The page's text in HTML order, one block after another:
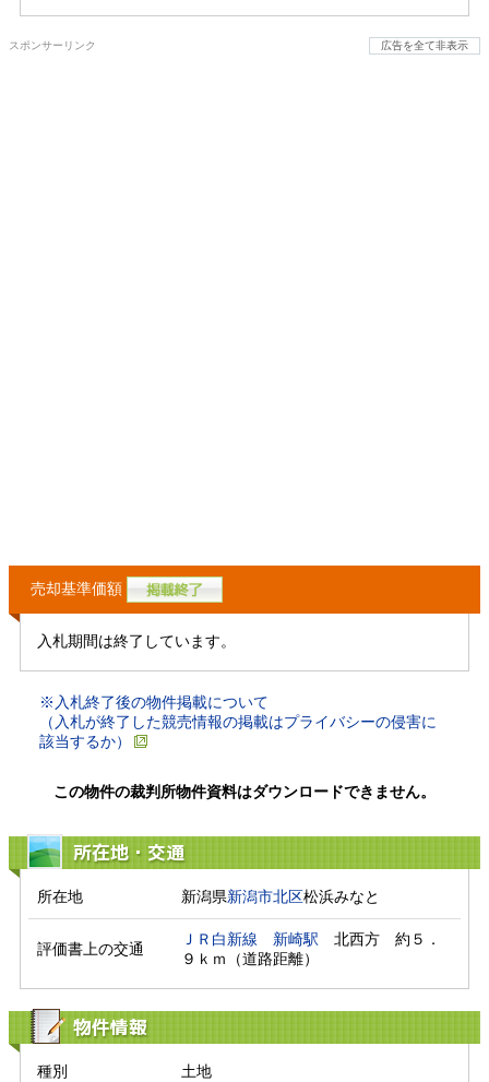
スポンサーリンク 広告を全て非表示
売却基準価額
入札期間は終了しています。
※入札終了後の物件掲載について
（入札が終了した競売情報の掲載はプライバシーの侵害に
該当するか）
この物件の裁判所物件資料はダウンロードできません。
所在地・交通
所在地 新潟県新潟市北区松浜みなと
評価書上の交通
ＪＲ白新線 新崎駅 北西方　約５．
９ｋｍ（道路距離）
物件情報
種別 土地